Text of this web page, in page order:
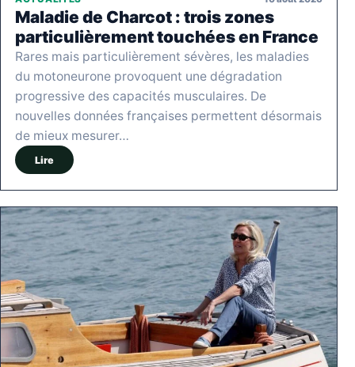
Maladie de Charcot : trois zones
particulièrement touchées en France
Rares mais particulièrement sévères, les maladies
du motoneurone provoquent une dégradation
progressive des capacités musculaires. De
nouvelles données françaises permettent désormais
de mieux mesurer…
Lire